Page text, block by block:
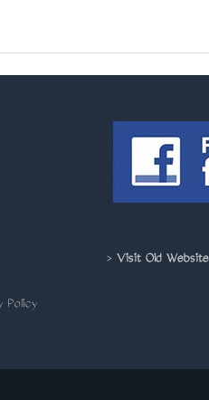
Policy
> Visit Old Website